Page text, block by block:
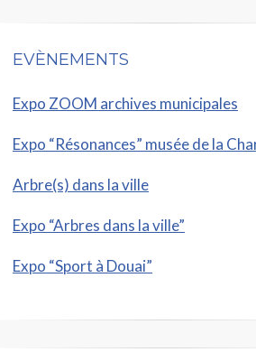
EVÈNEMENTS
Expo ZOOM archives municipales
Expo “Résonances” musée de la
Arbre(s) dans la ville
Expo “Arbres dans la ville”
Expo “Sport à Douai”